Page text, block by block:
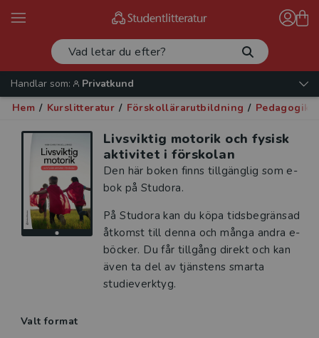
Handlar som:
Privatkund
Hem / Kurslitteratur / Förskollärarutbildning / Pedagogik
Livsviktig motorik och fysisk
aktivitet i förskolan
Den här boken finns tillgänglig som e-
bok på Studora.
På Studora kan du köpa tidsbegränsad
åtkomst till denna och många andra e-
böcker. Du får tillgång direkt och kan
även ta del av tjänstens smarta
studieverktyg.
Valt format